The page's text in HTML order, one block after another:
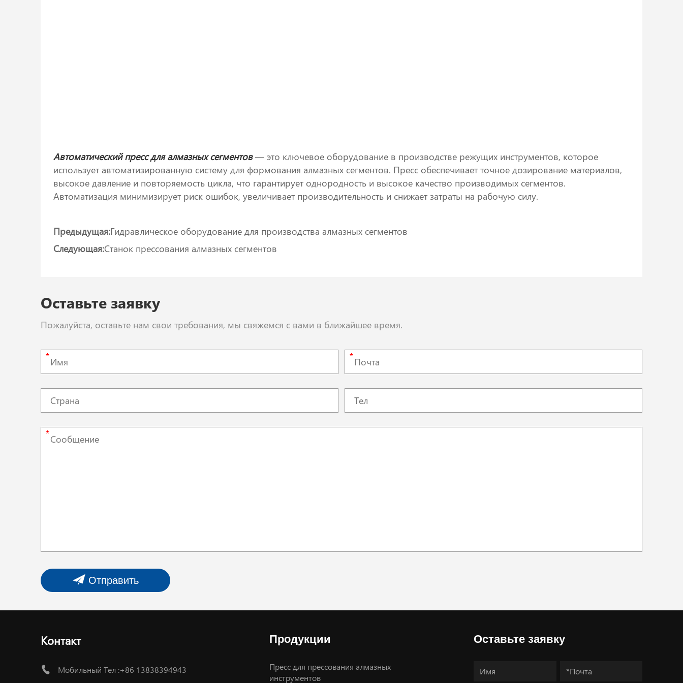
Автоматический пресс для алмазных сегментов— это ключевое оборудование в производстве режущих инструментов, которое
использует автоматизированную систему для формования алмазных сегментов. Пресс обеспечивает точное дозирование материалов,
высокое давление и повторяемость цикла, что гарантирует однородность и высокое качество производимых сегментов.
Автоматизация минимизирует риск ошибок, увеличивает производительность и снижает затраты на рабочую силу.
Предыдущая:Гидравлическое оборудование для производства алмазных сегментов
Следующая:Станок прессования алмазных сегментов
Оставьте заявку
Пожалуйста, оставьте нам свои требования, мы свяжемся с вами в ближайшее время.
* *
*
Отправить
Контакт
Мобильный Тел :+86 13838394943
Продукции
Пресс для прессования алмазных
инструментов
Оставьте заявку